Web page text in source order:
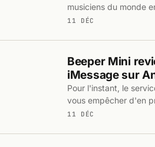
musiciens du monde
11 DÉC
Beeper Mini
iMessage sur
Pour l'instant, le
vous empêcher d'en
11 DÉC